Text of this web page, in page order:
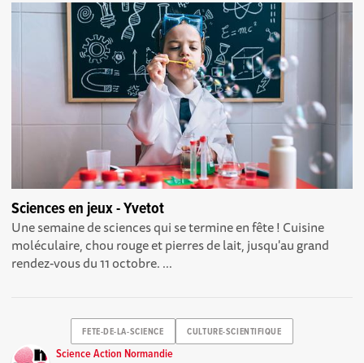
Sciences en jeux - Yvetot
Une semaine de sciences qui se termine en fête ! Cuisine
moléculaire, chou rouge et pierres de lait, jusqu'au grand
rendez-vous du 11 octobre. ...
FETE-DE-LA-SCIENCE CULTURE-SCIENTIFIQUE
Science Action Normandie